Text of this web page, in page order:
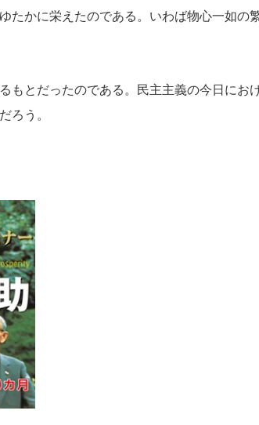
たかに栄えたのである。いわば物心一如の
もとだったのである。民主主義の今日にお
ろう。